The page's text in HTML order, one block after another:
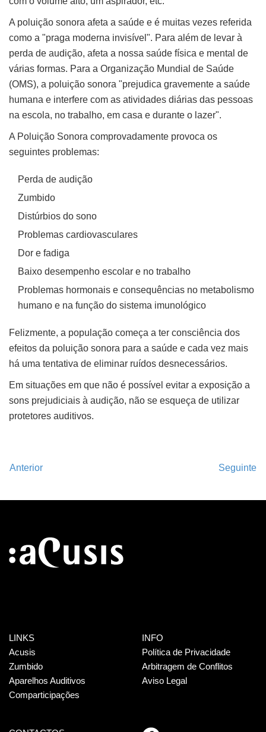
A poluição sonora afeta a saúde e é muitas vezes referida
como a "praga moderna invisível". Para além de levar à
perda de audição, afeta a nossa saúde física e mental de
várias formas. Para a Organização Mundial de Saúde
(OMS), a poluição sonora "prejudica gravemente a saúde
humana e interfere com as atividades diárias das pessoas
na escola, no trabalho, em casa e durante o lazer".
A Poluição Sonora comprovadamente provoca os
seguintes problemas:
Perda de audição
Zumbido
Distúrbios do sono
Problemas cardiovasculares
Dor e fadiga
Baixo desempenho escolar e no trabalho
Problemas hormonais e consequências no metabolismo
humano e na função do sistema imunológico
Felizmente, a população começa a ter consciência dos
efeitos da poluição sonora para a saúde e cada vez mais
há uma tentativa de eliminar ruídos desnecessários.
Em situações em que não é possível evitar a exposição a
sons prejudiciais à audição, não se esqueça de utilizar
protetores auditivos.
Anterior Seguinte
LINKS
Acusis
Zumbido
Aparelhos Auditivos
Comparticipações
INFO
Política de Privacidade
Arbitragem de Conflitos
Aviso Legal